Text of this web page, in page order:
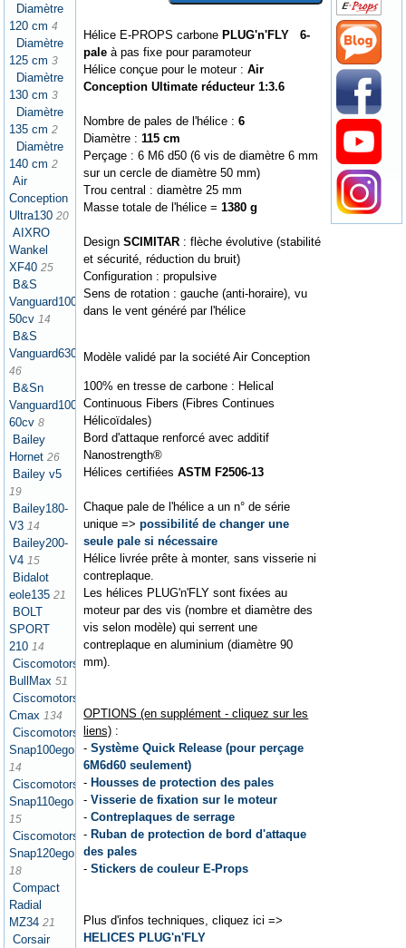
Diamètre
120 cm 4
Diamètre
125 cm 3
Diamètre
130 cm 3
Diamètre
135 cm 2
Diamètre
140 cm 2
Air
Conception
Ultra130 20
AIXRO
Wankel
XF40 25
B&S
Vanguard1000
50cv 14
B&S
Vanguard630
46
B&Sn
Vanguard1000
60cv 8
Bailey
Hornet 26
Bailey v5
19
Bailey180-
V3 14
Bailey200-
V4 15
Bidalot
eole135 21
BOLT
SPORT
210 14
Ciscomotors
BullMax 51
Ciscomotors
Cmax 134
Ciscomotors
Snap100ego
14
Ciscomotors
Snap110ego
15
Ciscomotors
Snap120ego
18
Compact
Radial
MZ34 21
Corsair
Hélice E-PROPS carbone PLUG'n'FLY 6-
pale à pas fixe pour paramoteur
Hélice conçue pour le moteur :Air
Conception Ultimate réducteur 1:3.6
Nombre de pales de l'hélice :6
Diamètre :115 cm
Perçage : 6 M6 d50 (6 vis de diamètre 6 mm
sur un cercle de diamètre 50 mm)
Trou central : diamètre 25 mm
Masse totale de l'hélice =1380 g
DesignSCIMITAR : flèche évolutive (stabilité
et sécurité, réduction du bruit)
Configuration : propulsive
Sens de rotation : gauche (anti-horaire), vu
dans le vent généré par l'hélice
Modèle validé par la société Air Conception
100% en tresse de carbone : Helical
Continuous Fibers (Fibres Continues
Hélicoïdales)
Bord d'attaque renforcé avec additif
Nanostrength®
Hélices certifiéesASTM F2506-13
Chaque pale de l'hélice a un n° de série
unique =>possibilité de changer une
seule pale si nécessaire
Hélice livrée prête à monter, sans visserie ni
contreplaque.
Les hélices PLUG'n'FLY sont fixées au
moteur par des vis (nombre et diamètre des
vis selon modèle) qui serrent une
contreplaque en aluminium (diamètre 90
mm).
OPTIONS (en supplément - cliquez sur les
liens) :
-Système Quick Release (pour perçage
6M6d60 seulement)
- Housses de protection des pales
-Visserie de fixation sur le moteur
-Contreplaques de serrage
- Ruban de protection de bord d'attaque
des pales
-Stickers de couleur E-Props
Plus d'infos techniques, cliquez ici =>
HELICES PLUG'n'FLY